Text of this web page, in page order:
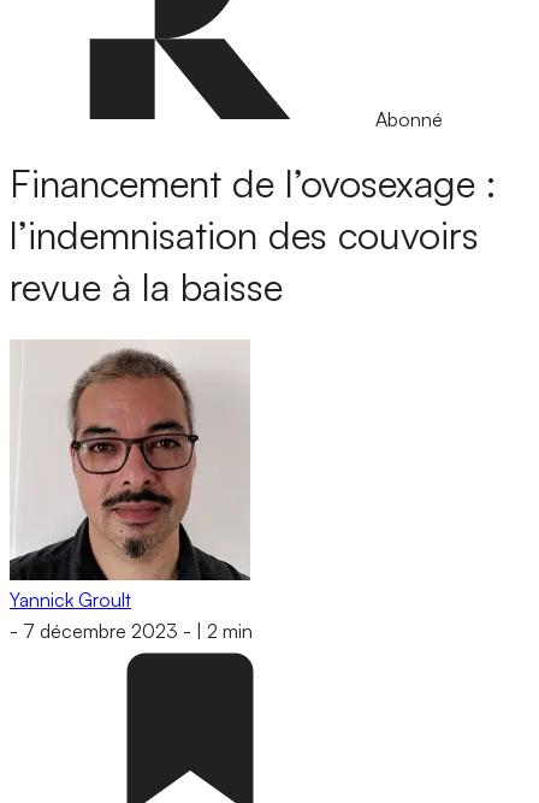
Abonné
Financement de l’ovosexage :
l’indemnisation des couvoirs
revue à la baisse
Yannick Groult
- 7 décembre 2023 - 2 min